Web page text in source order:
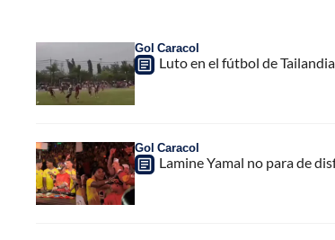
Gol Caracol
Luto en el fútbol de
Gol Caracol
Lamine Yamal no para de